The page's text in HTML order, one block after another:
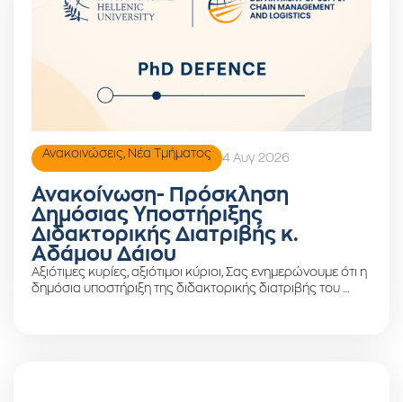
Ανακοινώσεις Νέα Τμήματος 4 Αυγ 2026
Ανακοίνωση- Πρόσκληση
Δημόσιας Υποστήριξης
Διδακτορικής Διατριβής κ.
Αδάμου Δάιου
Αξιότιμες κυρίες, αξιότιμοι κύριοι, Σας ενημερώνουμε ότι η
δημόσια υποστήριξη της διδακτορικής διατριβής του …